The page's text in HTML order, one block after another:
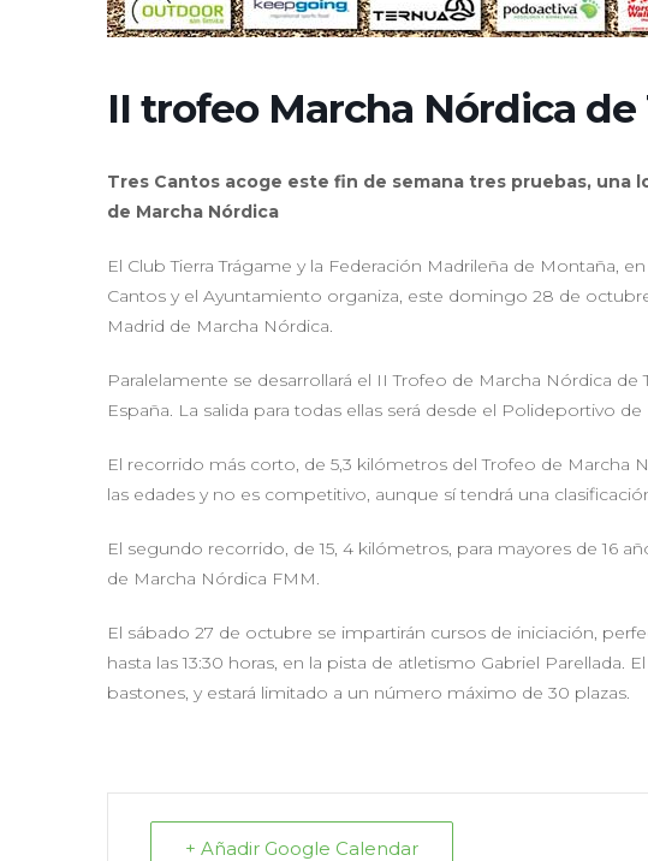
II trofeo Marcha Nórdica de
Tres Cantos acoge este fin de semana tres pruebas, una
de Marcha Nórdica
El Club Tierra Trágame y la Federación Madrileña de Montaña,
Cantos y el Ayuntamiento organiza, este domingo 28 de
Madrid de Marcha Nórdica.
Paralelamente se desarrollará el II Trofeo de Marcha Nórdica de
España. La salida para todas ellas será desde el Polideportivo de
El recorrido más corto, de 5,3 kilómetros del Trofeo de Marcha
las edades y no es competitivo, aunque sí tendrá una
El segundo recorrido, de 15, 4 kilómetros, para mayores de 16
de Marcha Nórdica FMM.
El sábado 27 de octubre se impartirán cursos de iniciación,
hasta las 13:30 horas, en la pista de atletismo Gabriel Parellada.
bastones, y estará limitado a un número máximo de 30 plazas.
+ Añadir Google Calendar